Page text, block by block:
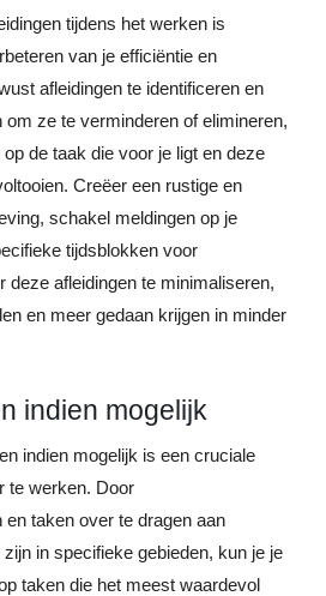
tijdens het werken is
van je efficiëntie en
afleidingen te identificeren en
om ze te verminderen of elimineren,
de taak die voor je ligt en deze
Creëer een rustige en
schakel meldingen op je
tijdsblokken voor
deze afleidingen te minimaliseren,
en meer gedaan krijgen in minder
indien mogelijk
indien mogelijk is een cruciale
te werken. Door
taken over te dragen aan
in specifieke gebieden, kun je je
taken die het meest waardevol